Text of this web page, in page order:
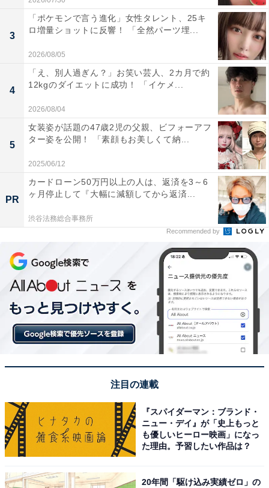
3
「ポケモンで言う進化」女性タレント、25キ
ロ増量ショットに反響！ 「全然パーツ埋...
2026/08/05
4
「え、別人過ぎん？」お笑い芸人、2カ月で約
12kgのダイエットに成功！ 「イケメ...
2026/08/04
5
女装姿が話題の47歳2児の父親、ビフォーアフ
ター姿を公開！ 「素顔もお美しくて納...
2025/06/12
PR
カードローン50万円以上の人は、返済を3～6
ヶ月停止して『大幅に減額してから返済...
渋谷法務総合事務所
Recommended by
注目の連載
『スパイダーマン：ブランド・
ニュー・デイ』が「史上もっと
も優しいヒーロー映画」になっ
た理由。予習したい作品は？
20年間「駆け込み実績ゼロ」の